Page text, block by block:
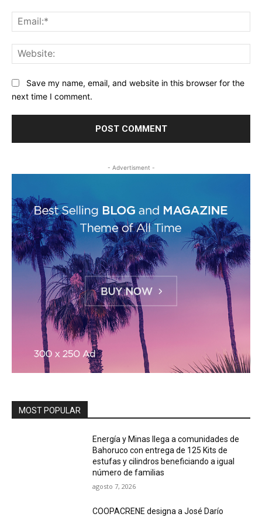
Save my name, email, and website in this browser for the
next time I comment.
- Advertisment -
MOST POPULAR
Energía y Minas llega a comunidades de
Bahoruco con entrega de 125 Kits de
estufas y cilindros beneficiando a igual
número de familias
agosto 7, 2026
COOPACRENE designa a José Darío